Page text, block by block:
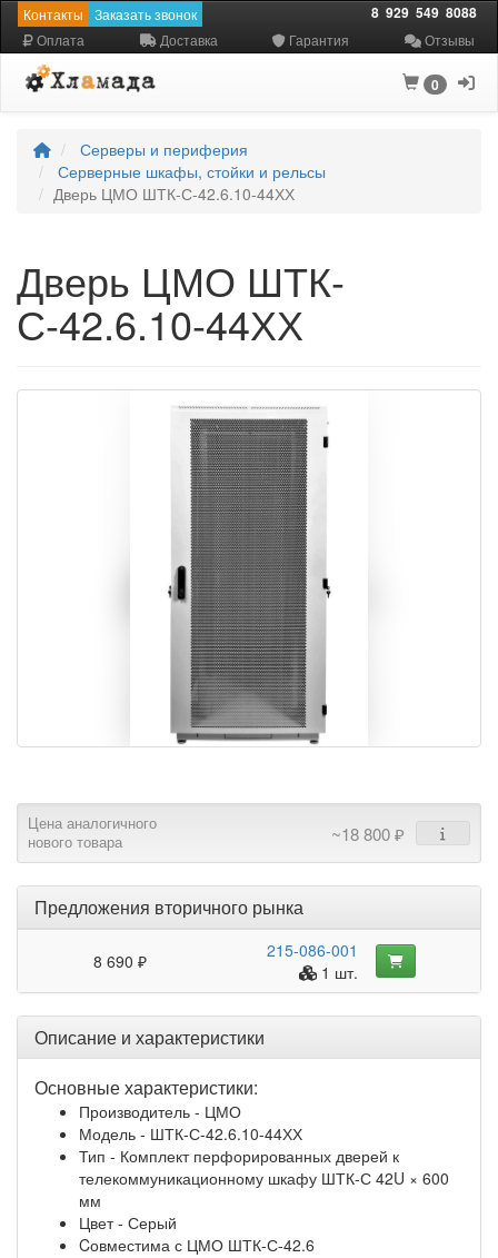
Контакты Заказать звонок 8 929 549 8088
Оплата Доставка Гарантия Отзывы
0
Серверы и периферия
Серверные шкафы, стойки и рельсы
Дверь ЦМО ШТК-С-42.6.10-44ХХ
Дверь ЦМО ШТК-
С-42.6.10-44ХХ
Цена аналогичного
нового товара
~18 800 ₽
Предложения вторичного рынка
8 690 ₽
215-086-001
1 шт.
Описание и характеристики
Основные характеристики:
Производитель - ЦМО
Модель - ШТК-С-42.6.10-44ХХ
Тип - Комплект перфорированных дверей к
телекоммуникационному шкафу ШТК-С 42U × 600
мм
Цвет - Серый
Cовместима с ЦМО ШТК-С-42.6